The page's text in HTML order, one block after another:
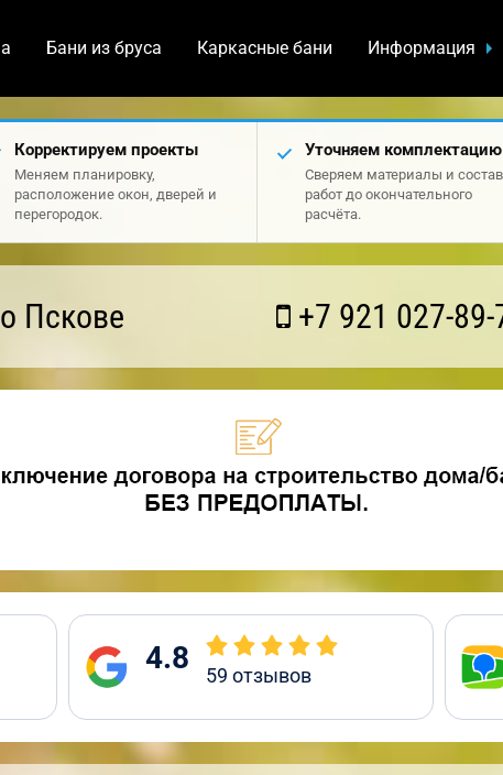
Бани из бруса Каркасные бани Информация
Корректируем проекты
Меняем планировку,
расположение окон, дверей и
перегородок.
Уточняем комплектацию
Сверяем материалы и состав
работ до окончательного
расчёта.
Пскове +7 921 027-89-
4.8 59 отзывов